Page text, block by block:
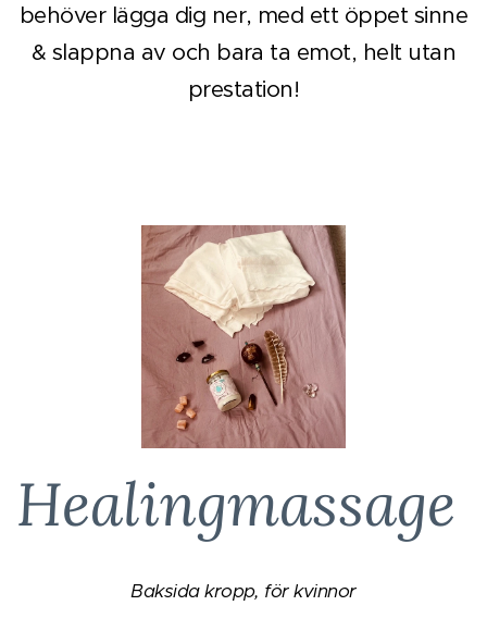
behöver lägga dig ner, med ett öppet sinne
& slappna av och bara ta emot, helt utan
prestation!
Healingmassage
Baksida kropp, för kvinnor